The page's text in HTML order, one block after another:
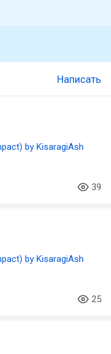
Написать
by KisaragiAsh
39
by KisaragiAsh
25